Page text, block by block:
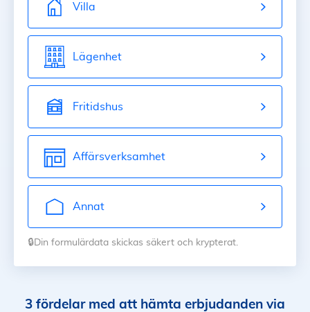
Villa
Lägenhet
Fritidshus
Affärsverksamhet
Annat
🔒Din formulärdata skickas säkert och krypterat.
3 fördelar med att hämta erbjudanden via